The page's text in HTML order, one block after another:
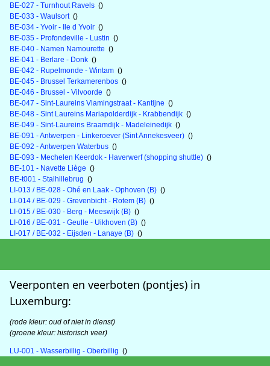
BE-027 - Turnhout Ravels ()
BE-033 - Waulsort ()
BE-034 - Yvoir - Ile d Yvoir ()
BE-035 - Profondeville - Lustin ()
BE-040 - Namen Namourette ()
BE-041 - Berlare - Donk ()
BE-042 - Rupelmonde - Wintam ()
BE-045 - Brussel Terkamerenbos ()
BE-046 - Brussel - Vilvoorde ()
BE-047 - Sint-Laureins Vlamingstraat - Kantijne ()
BE-048 - Sint Laureins Mariapolderdijk - Krabbendijk ()
BE-049 - Sint-Laureins Braamdijk - Madeleinedijk ()
BE-091 - Antwerpen - Linkeroever (Sint Annekesveer) ()
BE-092 - Antwerpen Waterbus ()
BE-093 - Mechelen Keerdok - Haverwerf (shopping shuttle) ()
BE-101 - Navette Liège ()
BE-t001 - Stalhillebrug ()
LI-013 / BE-028 - Ohé en Laak - Ophoven (B) ()
LI-014 / BE-029 - Grevenbicht - Rotem (B) ()
LI-015 / BE-030 - Berg - Meeswijk (B) ()
LI-016 / BE-031 - Geulle - Uikhoven (B) ()
LI-017 / BE-032 - Eijsden - Lanaye (B) ()
Veerponten en veerboten (pontjes) in
Luxemburg:
(rode kleur: oud of niet in dienst)
(groene kleur: historisch veer)
LU-001 - Wasserbillig - Oberbillig ()